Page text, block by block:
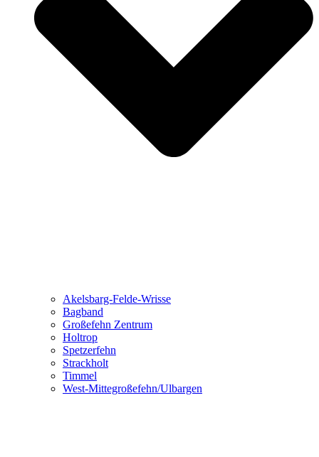
Akelsbarg-Felde-Wrisse
Bagband
Großefehn Zentrum
Holtrop
Spetzerfehn
Strackholt
Timmel
West-Mittegroßefehn/Ulbargen